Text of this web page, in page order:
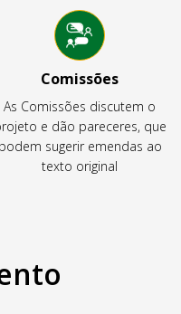
Comissões
As Comissões discutem o
e dão pareceres, que
podem sugerir emendas ao
texto original